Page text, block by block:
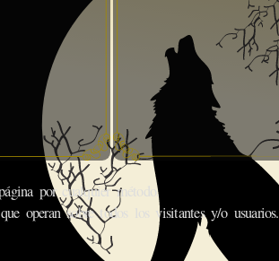
por cualquier método.
operan sobre todos los visitantes y/o usuarios.